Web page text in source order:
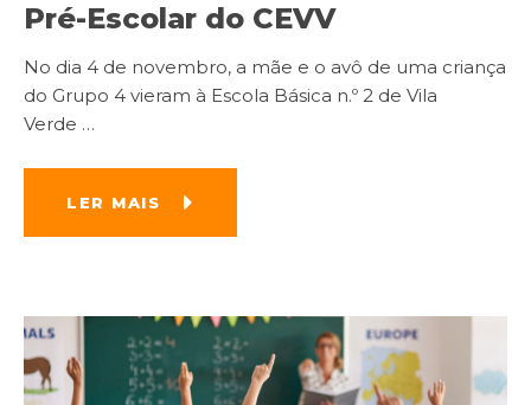
Pré-Escolar do CEVV
No dia 4 de novembro, a mãe e o avô de uma criança
do Grupo 4 vieram à Escola Básica n.º 2 de Vila
Verde …
LER MAIS